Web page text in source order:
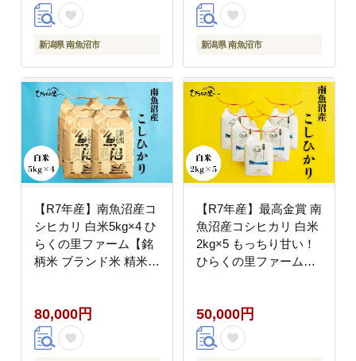
産 新潟米 産地直送 お
米 米 こめ コメ ご飯 御
飯 ごはん】
新潟県 南魚沼市
産 新潟米 産地直送 お
米 米 こめ コメ ご飯 御
飯 ごはん】
新潟県 南魚沼市
【R7年産】南魚沼産コ
シヒカリ 白米5kg×4 ひ
らくの里ファーム【銘
柄米 ブランド米 精米
お米 米 こめ コメ ご飯
御飯 ごはん】
80,000円
【R7年産】最高金賞 南
魚沼産コシヒカリ 白米
2kg×5 もっちり甘い！
ひらくの里ファーム
リ 魚沼産 新潟米 産地
直送 お米 米 こめ コメ
ご飯 御飯 ごはん】
50,000円